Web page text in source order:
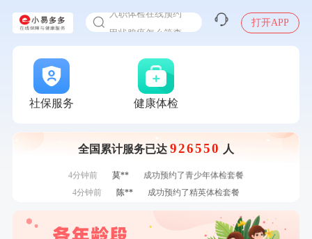
打开APP
社保服务 健康体检
全国累计服务已达 926550 人
7分钟前
莫**
成功预约了青少年体检套餐
刚刚
李**
购买了七年五季黑咖啡速溶低脂无添加蔗糖美式咖啡粉24g*2
盒
刚刚
购买了七年五季黑咖啡速溶低脂无添加蔗糖美式咖啡粉24g*2
刚刚
购买了公牛环球旅行转换器—L07
刚刚
购买了公牛环球旅行转换器—L07
1分钟前
成功预约了男性体检套餐
购买了油米有福B款
黎**
购买了厨房家用多功能不锈钢刀具六件套装
4分钟前
莫**
成功预约了青少年体检套餐
4分钟前
陈**
成功预约了精英体检套餐
6分钟前
购买了汤臣倍健多维男士多种维生素矿物质片1.5g*60片*2